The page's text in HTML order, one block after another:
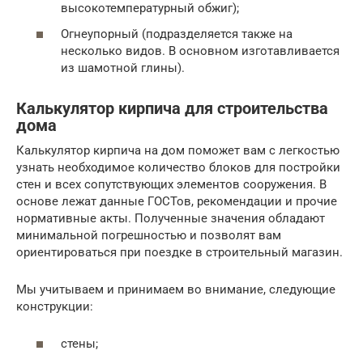
высокотемпературный обжиг);
Огнеупорный (подразделяется также на
несколько видов. В основном изготавливается
из шамотной глины).
Калькулятор кирпича для строительства
дома
Калькулятор кирпича на дом поможет вам с легкостью
узнать необходимое количество блоков для постройки
стен и всех сопутствующих элементов сооружения. В
основе лежат данные ГОСТов, рекомендации и прочие
нормативные акты. Полученные значения обладают
минимальной погрешностью и позволят вам
ориентироваться при поездке в строительный магазин.
Мы учитываем и принимаем во внимание, следующие
конструкции:
стены;